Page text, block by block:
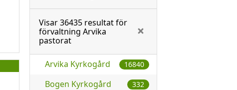
Visar36435 resultat för
förvaltning Arvika
pastorat
Arvika Kyrkogård 16840
Bogen Kyrkogård 332